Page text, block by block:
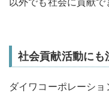
社会貢献活動にも
ダイワコーポレーシ